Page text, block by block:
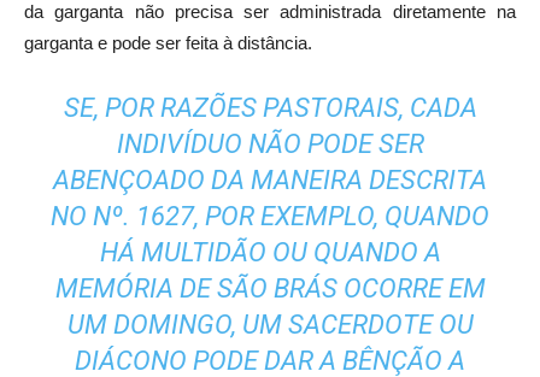
da garganta não precisa ser administrada diretamente na
garganta e pode ser feita à distância.
SE, POR RAZÕES PASTORAIS, CADA
INDIVÍDUO NÃO PODE SER
ABENÇOADO DA MANEIRA DESCRITA
NO Nº. 1627, POR EXEMPLO, QUANDO
HÁ MULTIDÃO OU QUANDO A
MEMÓRIA DE SÃO BRÁS OCORRE EM
UM DOMINGO, UM SACERDOTE OU
DIÁCONO PODE DAR A BÊNÇÃO A